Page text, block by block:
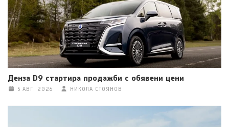
Денза D9 стартира продажби с обявени цени
5 АВГ. 2026 НИКОЛА СТОЯНОВ